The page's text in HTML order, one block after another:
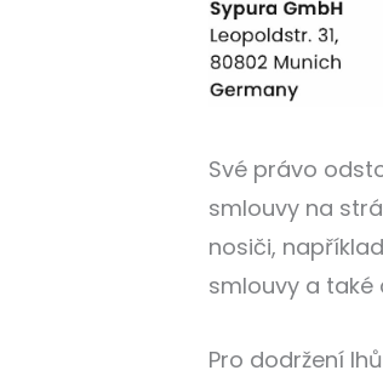
Své právo
smlouvy na
nosiči,
smlouvy a
Pro dodržení